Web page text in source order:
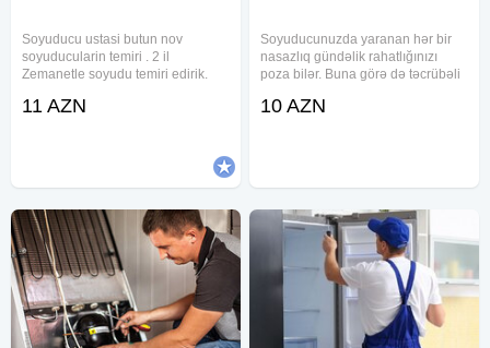
Soyuducu ustasi butun nov
soyuducularin temiri . 2 il
Zemanetle soyudu temiri edirik.
işləyirik, yerində və düzgün təmir
11 AZN
Soyuducunuzda yaranan hər bir
nasazlıq gündəlik rahatlığınızı
poza bilər. Buna görə də təcrübəli
müraciət etmək vacibdir. Təcrübəli
10 AZN